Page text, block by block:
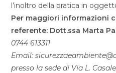
l’inoltro della pratica in
Per maggiori informazioni
referente: Dott.ssa Marta
0744 613311
Email:
presso la sede di Via L.